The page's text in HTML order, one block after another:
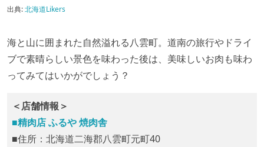
出典:北海道Likers
海と山に囲まれた自然溢れる八雲町。道南の旅行やドライ
ブで素晴らしい景色を味わった後は、美味しいお肉も味わ
ってみてはいかがでしょう？
＜店舗情報＞
■精肉店 ふるや 焼肉舎
■住所：北海道二海郡八雲町元町40